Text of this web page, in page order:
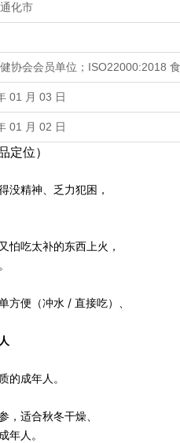
化市
协会会员单位；ISO22000:2018
01 月 03 日
01 月 02 日
定位）
没精神、乏力犯困，
怕吃太补的东西上火，
方便（冲水 / 直接吃）、
的成年人。
，适合秋冬干燥、
年人。